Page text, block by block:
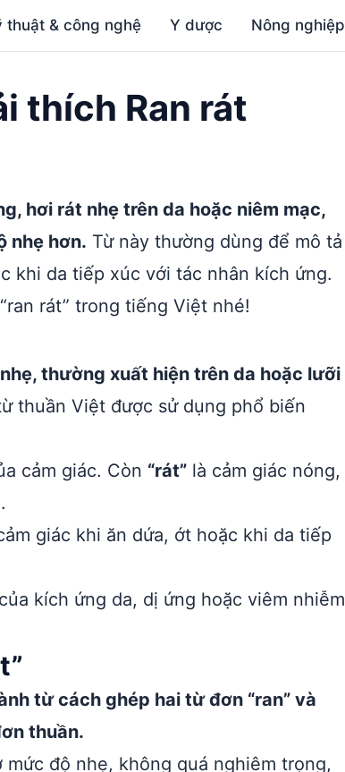
thuật & công nghệ Y dược Nông nghiệp
thích Ran rát
hơi rát nhẹ trên da hoặc niêm mạc,
nhẹ hơn. Từ này thường dùng để mô tả
khi da tiếp xúc với tác nhân kích ứng.
rát” trong tiếng Việt nhé!
thường xuất hiện trên da hoặc lưỡi
thuần Việt được sử dụng phổ biến
cảm giác. Còn “rát” là cảm giác nóng,
giác khi ăn dứa, ớt hoặc khi da tiếp
kích ứng da, dị ứng hoặc viêm nhiễm
từ cách ghép hai từ đơn “ran” và
thuần.
độ nhẹ, không quá nghiêm trọng,